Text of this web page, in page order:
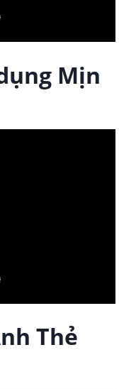
Mịn
Thẻ